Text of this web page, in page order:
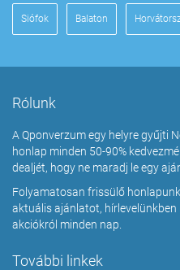
Siófok Balaton
Rólunk
A Qponverzum egy helyre gyűjti
honlap minden 50-90%
dealjét, hogy ne maradj le egy
Folyamatosan frissülő
aktuális ajánlatot,
akciókról minden nap.
További linkek